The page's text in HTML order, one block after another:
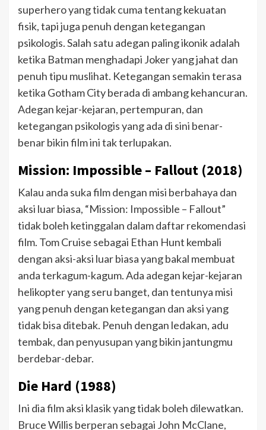
superhero yang tidak cuma tentang kekuatan
fisik, tapi juga penuh dengan ketegangan
psikologis. Salah satu adegan paling ikonik adalah
ketika Batman menghadapi Joker yang jahat dan
penuh tipu muslihat. Ketegangan semakin terasa
ketika Gotham City berada di ambang kehancuran.
Adegan kejar-kejaran, pertempuran, dan
ketegangan psikologis yang ada di sini benar-
benar bikin film ini tak terlupakan.
Mission: Impossible – Fallout (2018)
Kalau anda suka film dengan misi berbahaya dan
aksi luar biasa, “Mission: Impossible – Fallout”
tidak boleh ketinggalan dalam daftar rekomendasi
film. Tom Cruise sebagai Ethan Hunt kembali
dengan aksi-aksi luar biasa yang bakal membuat
anda terkagum-kagum. Ada adegan kejar-kejaran
helikopter yang seru banget, dan tentunya misi
yang penuh dengan ketegangan dan aksi yang
tidak bisa ditebak. Penuh dengan ledakan, adu
tembak, dan penyusupan yang bikin jantungmu
berdebar-debar.
Die Hard (1988)
Ini dia film aksi klasik yang tidak boleh dilewatkan.
Bruce Willis berperan sebagai John McClane,